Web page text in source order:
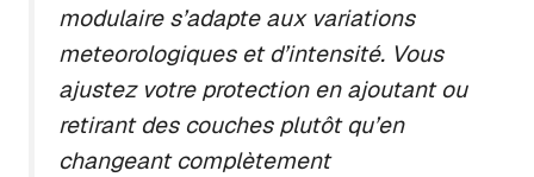
modulaire s’adapte aux variations
meteorologiques et d’intensité. Vous
ajustez votre protection en ajoutant ou
retirant des couches plutôt qu’en
changeant complètement